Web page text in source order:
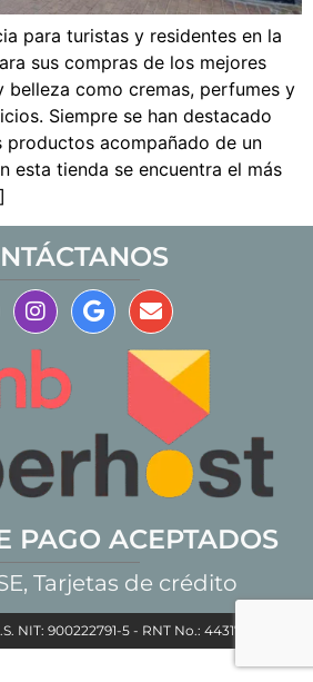
para turistas y residentes en la
sus compras de los mejores
belleza como cremas, perfumes y
Siempre se han destacado
productos acompañado de un
esta tienda se encuentra el más
PAGO ACEPTADOS
Tarjetas de crédito
NIT: 900222791-5 - RNT No.: 44317